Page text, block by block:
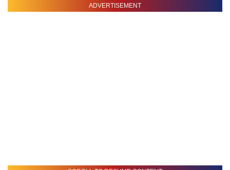
ADVERTISEMENT